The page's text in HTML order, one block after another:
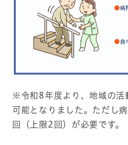
※令和8年度より、地域の活
可能となりました。ただし
回（上限2回）が必要です。